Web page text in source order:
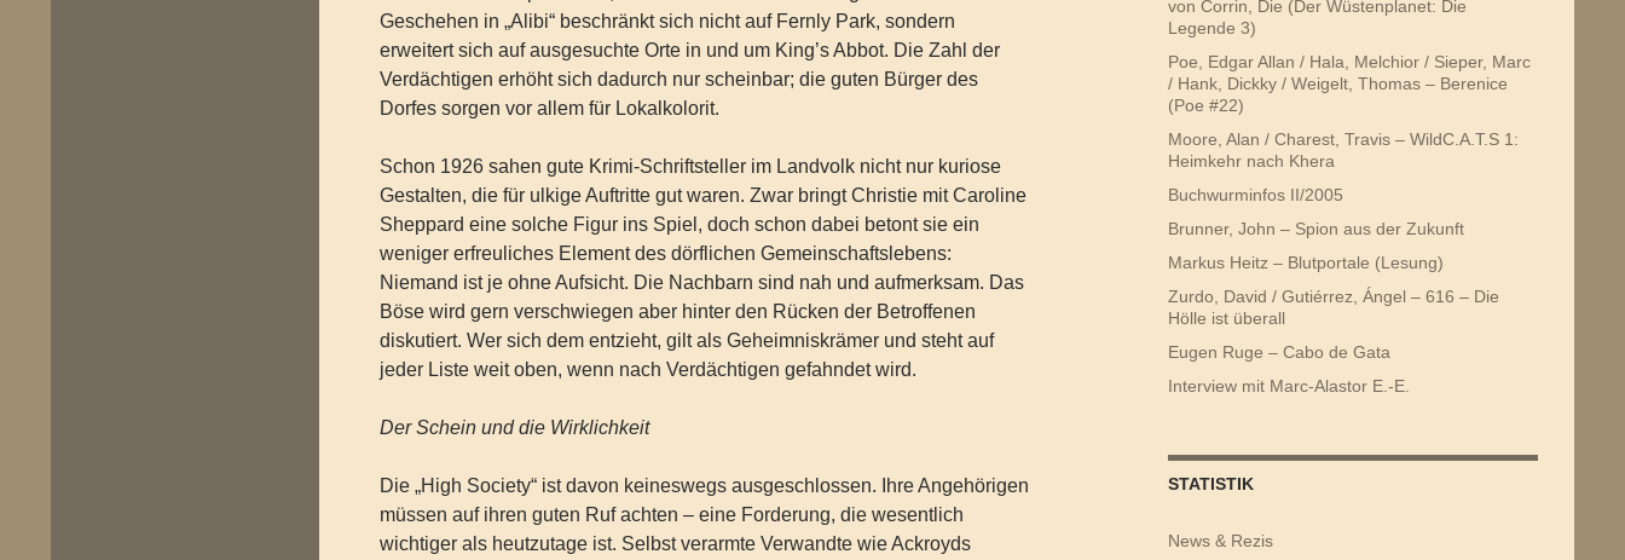
Geschehen in „Alibi“ beschränkt sich nicht auf Fernly Park, sondern
erweitert sich auf ausgesuchte Orte in und um King’s Abbot. Die Zahl der
Verdächtigen erhöht sich dadurch nur scheinbar; die guten Bürger des
Dorfes sorgen vor allem für Lokalkolorit.
Schon 1926 sahen gute Krimi-Schriftsteller im Landvolk nicht nur kuriose
Gestalten, die für ulkige Auftritte gut waren. Zwar bringt Christie mit Caroline
Sheppard eine solche Figur ins Spiel, doch schon dabei betont sie ein
weniger erfreuliches Element des dörflichen Gemeinschaftslebens:
Niemand ist je ohne Aufsicht. Die Nachbarn sind nah und aufmerksam. Das
Böse wird gern verschwiegen aber hinter den Rücken der Betroffenen
diskutiert. Wer sich dem entzieht, gilt als Geheimniskrämer und steht auf
jeder Liste weit oben, wenn nach Verdächtigen gefahndet wird.
Der Schein und die Wirklichkeit
Die „High Society“ ist davon keineswegs ausgeschlossen. Ihre Angehörigen
müssen auf ihren guten Ruf achten – eine Forderung, die wesentlich
wichtiger als heutzutage ist. Selbst verarmte Verwandte wie Ackroyds
von Corrin, Die (Der Wüstenplanet: Die
Legende 3)
Poe, Edgar Allan / Hala, Melchior / Sieper, Marc
/ Hank, Dickky / Weigelt, Thomas – Berenice
(Poe #22)
Moore, Alan / Charest, Travis – WildC.A.T.S 1:
Heimkehr nach Khera
Buchwurminfos II/2005
Brunner, John – Spion aus der Zukunft
Markus Heitz – Blutportale (Lesung)
Zurdo, David / Gutiérrez, Ángel – 616 – Die
Hölle ist überall
Eugen Ruge – Cabo de Gata
Interview mit Marc-Alastor E.-E.
STATISTIK
News & Rezis